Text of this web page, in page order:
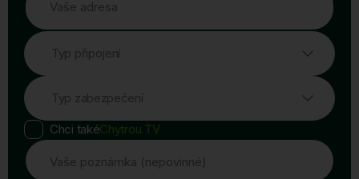
Vaše adresa
Typ připojení
Typ zabezpečení
Chci takéChytrou TV
Vaše poznámka (nepovinné)